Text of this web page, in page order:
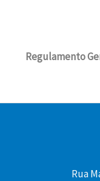
Regulamento
Rua